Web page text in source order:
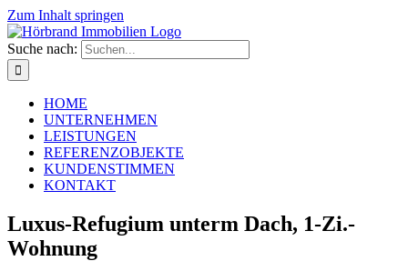
Zum Inhalt springen
Suche nach:
HOME
UNTERNEHMEN
LEISTUNGEN
REFERENZOBJEKTE
KUNDENSTIMMEN
KONTAKT
Luxus-Refugium unterm Dach, 1-Zi.-
Wohnung